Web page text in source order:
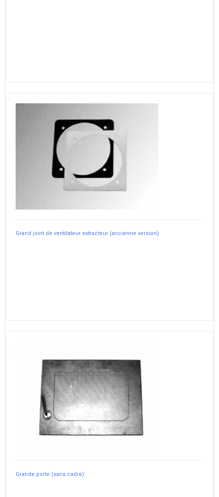
Grand joint de ventilateur extracteur (ancienne version)
Grande porte (sans cadre)